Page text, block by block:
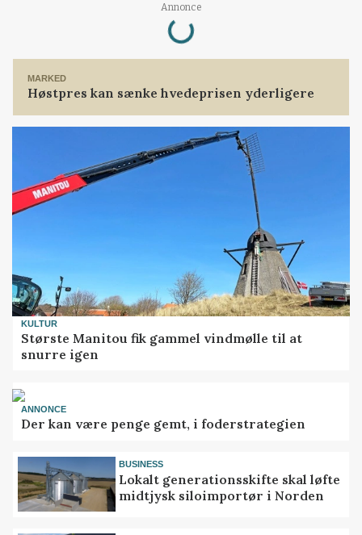
Annonce
Loading...
MARKED
Høstpres kan sænke hvedeprisen yderligere
KULTUR
Største Manitou fik gammel vindmølle til at
snurre igen
ANNONCE
Der kan være penge gemt, i foderstrategien
BUSINESS
Lokalt generationsskifte skal løfte
midtjysk siloimportør i Norden